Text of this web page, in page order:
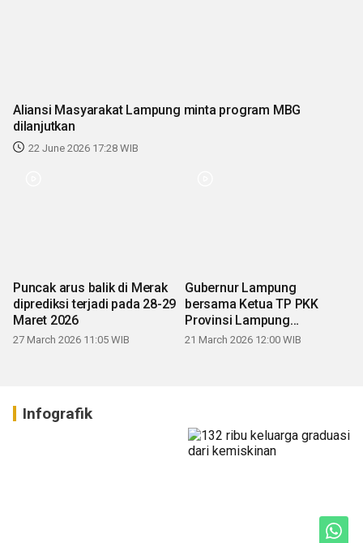
Aliansi Masyarakat Lampung minta program MBG
dilanjutkan
22 June 2026 17:28 WIB
Puncak arus balik di Merak
diprediksi terjadi pada 28-29
Maret 2026
27 March 2026 11:05 WIB
Gubernur Lampung
bersama Ketua TP PKK
Provinsi Lampung
mengucapkan Selamat Hari
21 March 2026 12:00 WIB
Infografik